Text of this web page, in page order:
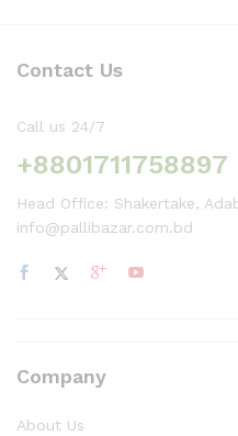
Contact Us
Call us 24/7
+8801711758897
Head Office: Shakertake,
info@pallibazar.com.bd
Company
About Us